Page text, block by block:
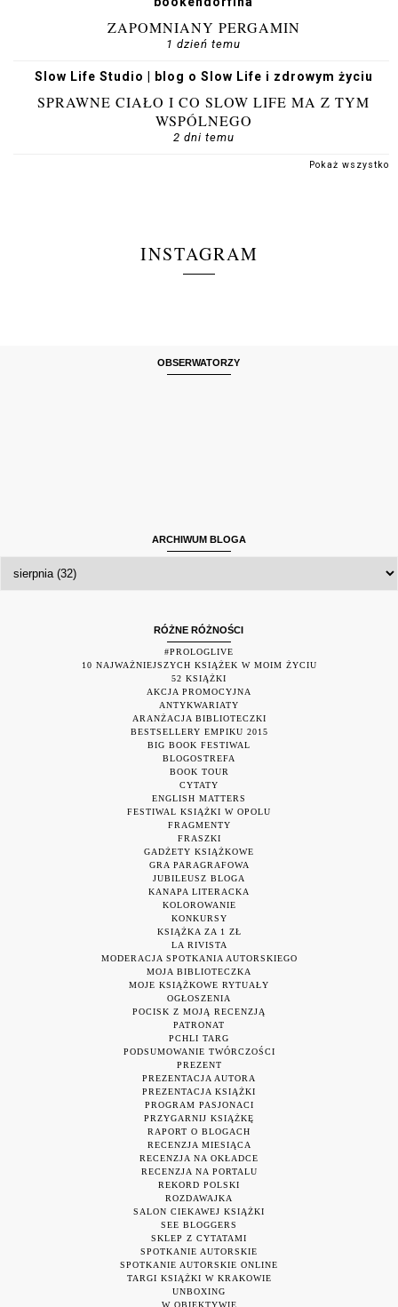
ZAPOMNIANY PERGAMIN
1 dzień temu
Slow Life Studio | blog o Slow Life i zdrowym życiu
SPRAWNE CIAŁO I CO SLOW LIFE MA Z TYM
WSPÓLNEGO
2 dni temu
Pokaż wszystko
INSTAGRAM
OBSERWATORZY
ARCHIWUM BLOGA
RÓŻNE RÓŻNOŚCI
#PROLOGLIVE
10 NAJWAŻNIEJSZYCH KSIĄŻEK W MOIM ŻYCIU
52 KSIĄŻKI
AKCJA PROMOCYJNA
ANTYKWARIATY
ARANŻACJA BIBLIOTECZKI
BESTSELLERY EMPIKU 2015
BIG BOOK FESTIWAL
BLOGOSTREFA
BOOK TOUR
CYTATY
ENGLISH MATTERS
FESTIWAL KSIĄŻKI W OPOLU
FRAGMENTY
FRASZKI
GADŻETY KSIĄŻKOWE
GRA PARAGRAFOWA
JUBILEUSZ BLOGA
KANAPA LITERACKA
KOLOROWANIE
KONKURSY
KSIĄŻKA ZA 1 ZŁ
LA RIVISTA
MODERACJA SPOTKANIA AUTORSKIEGO
MOJA BIBLIOTECZKA
MOJE KSIĄŻKOWE RYTUAŁY
OGŁOSZENIA
POCISK Z MOJĄ RECENZJĄ
PATRONAT
PCHLI TARG
PODSUMOWANIE TWÓRCZOŚCI
PREZENT
PREZENTACJA AUTORA
PREZENTACJA KSIĄŻKI
PROGRAM PASJONACI
PRZYGARNIJ KSIĄŻKĘ
RAPORT O BLOGACH
RECENZJA MIESIĄCA
RECENZJA NA OKŁADCE
RECENZJA NA PORTALU
REKORD POLSKI
ROZDAWAJKA
SALON CIEKAWEJ KSIĄŻKI
SEE BLOGGERS
SKLEP Z CYTATAMI
SPOTKANIE AUTORSKIE
SPOTKANIE AUTORSKIE ONLINE
TARGI KSIĄŻKI W KRAKOWIE
UNBOXING
W OBIEKTYWIE